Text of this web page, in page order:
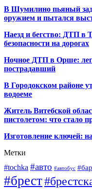
В Шумилино пьяный
оружием и пытался
Наезд и бегство: ДТП в
безопасности на дорогах
Ночное ДТП в Орше:
пострадавший
В Городокском районе
водоеме
Житель Витебской
пистолетом: что стало
Изготовление ключей:
Метки
#tochka #авто #автобус
#брест